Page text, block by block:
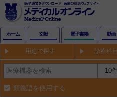
ホーム 文献 電子書籍 動画
用途で探す 診療科
類義語を使用する